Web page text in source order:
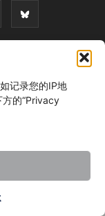
记录您的IP地
的“Privacy